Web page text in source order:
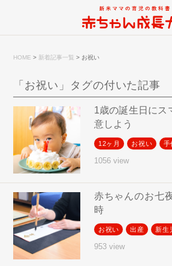
HOME > 新着記事一覧 > お祝い
「お祝い」タグの付いた記事
1歳の誕生日にス
意しよう
12ヶ月 お祝い 手
1056 view
赤ちゃんのお七
時
お祝い 出産 新生
953 view